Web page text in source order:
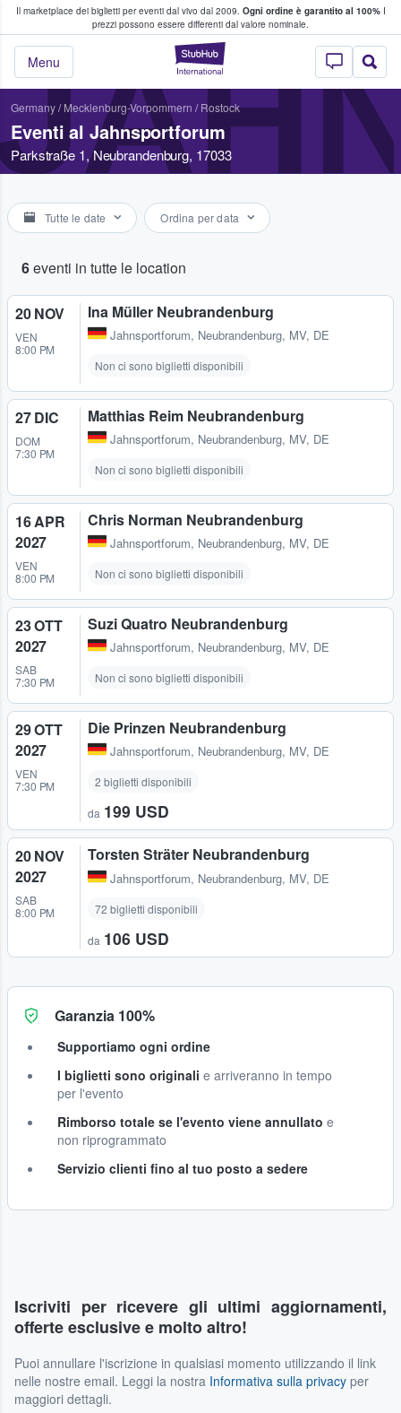
Il marketplace dei biglietti per eventi dal vivo dal 2009. Ogni ordine è garantito al 100%I
prezzi possono essere differenti dal valore nominale.
StubHub - Dove
Menu
fan comprano e vendono biglietti
Germany/ Mecklenburg-Vorpommern / Rostock
Eventi al Jahnsportforum
Parkstraße 1, Neubrandenburg, 17033
Tutte le date Ordina per data
6eventi in tutte le location
20 NOV
VEN
8:00 PM
Ina Müller Neubrandenburg
Jahnsportforum, Neubrandenburg, MV, DE
Non ci sono biglietti disponibili
27 DIC
DOM
7:30 PM
Matthias Reim Neubrandenburg
Jahnsportforum, Neubrandenburg, MV, DE
Non ci sono biglietti disponibili
16 APR
2027
VEN
8:00 PM
Chris Norman Neubrandenburg
Jahnsportforum, Neubrandenburg, MV, DE
Non ci sono biglietti disponibili
23 OTT
2027
SAB
7:30 PM
Suzi Quatro Neubrandenburg
Jahnsportforum, Neubrandenburg, MV, DE
Non ci sono biglietti disponibili
29 OTT
2027
VEN
7:30 PM
Die Prinzen Neubrandenburg
Jahnsportforum, Neubrandenburg, MV, DE
2 biglietti disponibili
da 199 USD
20 NOV
2027
SAB
8:00 PM
Torsten Sträter Neubrandenburg
Jahnsportforum, Neubrandenburg, MV, DE
72 biglietti disponibili
da 106 USD
Garanzia 100%
Supportiamo ogni ordine
I biglietti sono originali e arriveranno in tempo
per l'evento
Rimborso totale se l'evento viene annullato e
non riprogrammato
Servizio clienti fino al tuo posto a sedere
Iscriviti per ricevere gli ultimi aggiornamenti,
offerte esclusive e molto altro!
Puoi annullare l'iscrizione in qualsiasi momento utilizzando il link
nelle nostre email. Leggi la nostra Informativa sulla privacy per
maggiori dettagli.